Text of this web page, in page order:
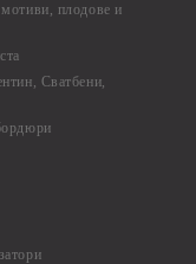
плодове и
Сватбени,